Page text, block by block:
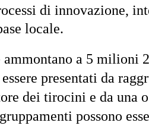
di innovazione,
locale.
ammontano a 5 milioni
presentati da
dei tirocini e da una
possono